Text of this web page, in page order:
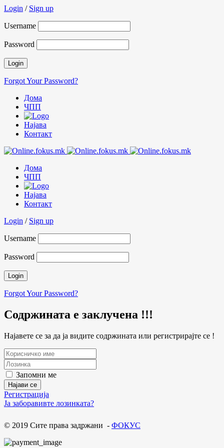
Login / Sign up
Username
Password
Forgot Your Password?
Дома
ЧПП
Најава
Контакт
Дома
ЧПП
Најава
Контакт
Login / Sign up
Username
Password
Forgot Your Password?
Содржината е заклучена !!!
Најавете се за да ја видите содржината или регистрирајте се !
Запомни ме
Регистрација
Ја заборавивте лозинката?
© 2019 Сите права задржани - ФОКУС